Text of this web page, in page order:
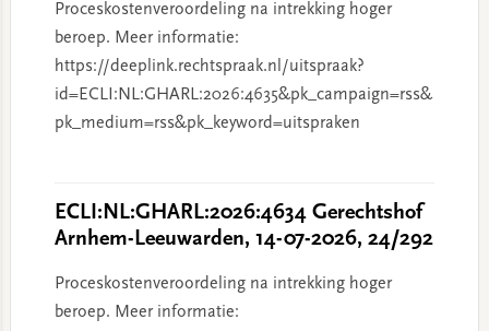
Proceskostenveroordeling na intrekking hoger
beroep. Meer informatie:
https://deeplink.rechtspraak.nl/uitspraak?
id=ECLI:NL:GHARL:2026:4635&pk_campaign=rss&
pk_medium=rss&pk_keyword=uitspraken
ECLI:NL:GHARL:2026:4634 Gerechtshof
Arnhem-Leeuwarden, 14-07-2026, 24/292
Proceskostenveroordeling na intrekking hoger
beroep. Meer informatie: